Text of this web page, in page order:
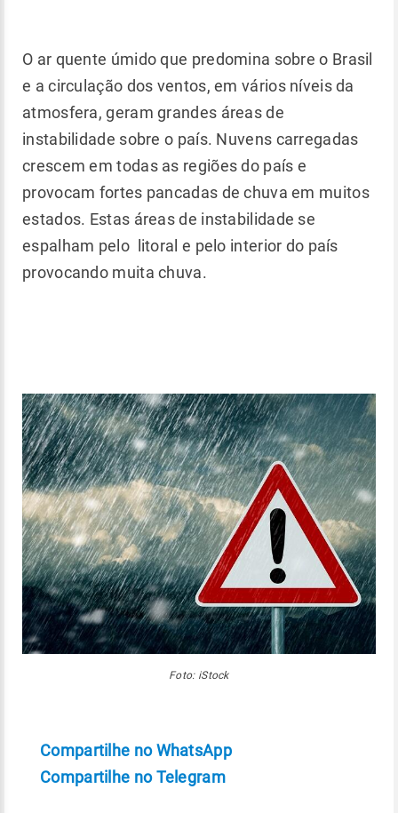
O ar quente úmido que predomina sobre o Brasil
e a circulação dos ventos, em vários níveis da
atmosfera, geram grandes áreas de
instabilidade sobre o país. Nuvens carregadas
crescem em todas as regiões do país e
provocam fortes pancadas de chuva em muitos
estados. Estas áreas de instabilidade se
espalham pelo litoral e pelo interior do país
provocando muita chuva.
Foto: iStock
Compartilhe no WhatsApp
Compartilhe no Telegram